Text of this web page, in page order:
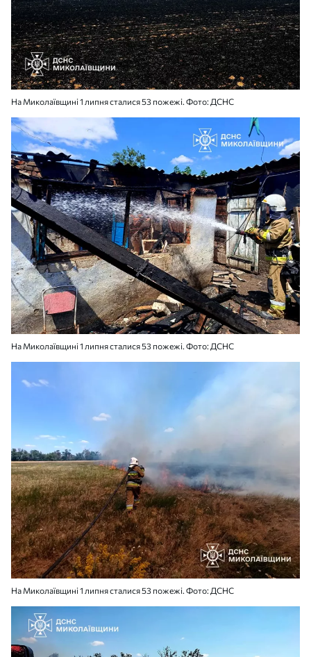
На Миколаївщині 1 липня сталися 53 пожежі. Фото: ДСНС
На Миколаївщині 1 липня сталися 53 пожежі. Фото: ДСНС
На Миколаївщині 1 липня сталися 53 пожежі. Фото: ДСНС